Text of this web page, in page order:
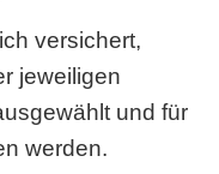
versichert,
jeweiligen
und für
werden.